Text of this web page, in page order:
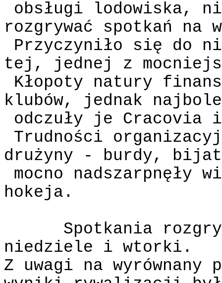
obsługi lodowiska,
rozgrywać spotkań na
Przyczyniło się do
tej, jednej z
Kłopoty natury
klubów, jednak
odczuły je Cracovia i
Trudności
drużyny - burdy,
mocno nadszarpnęły
hokeja.
Spotkania
niedziele i wtorki.
Z uwagi na wyrównany